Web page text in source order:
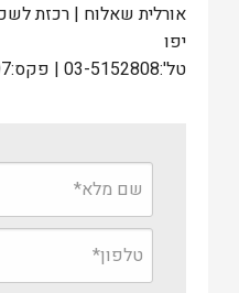
אורלית שאלוח | רכזת
יפו
טל':03-5152808 | פקס:03-5152207